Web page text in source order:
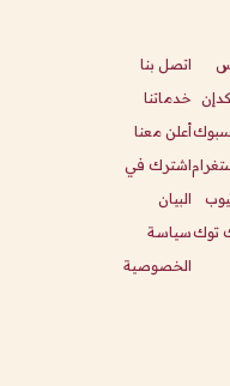
توك
اتصل بنا
خدماتنا
أعلن معنا
اشترك في
البيان
سياسة
الخصوصية